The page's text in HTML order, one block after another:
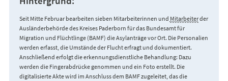
Seit Mitte Februar bearbeiten sieben Mitarbeiterinnen und Mitarbeiterder
Ausländerbehörde des Kreises Paderborn für das Bundesamt für
Migration und Flüchtlinge (BAMF) die Asylanträge vor Ort. Die Personalien
werden erfasst, die Umstände der Flucht erfragt und dokumentiert.
Anschließend erfolgt die erkennungsdienstliche Behandlung: Dazu
werden die Fingerabdrücke genommen und ein Foto erstellt. Die
digitalisierte Akte wird im Anschluss dem BAMF zugeleitet, das die